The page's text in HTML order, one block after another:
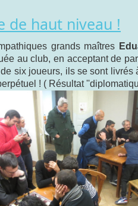
de haut niveau !
grands maîtres
au club, en acceptant de
six joueurs, ils se sont livrés
! ( Résultat